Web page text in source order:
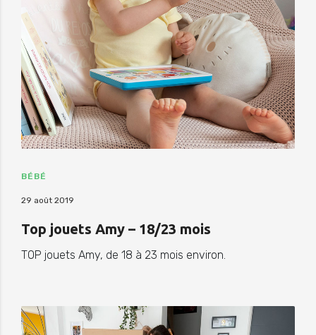
BÉBÉ
29 août 2019
Top jouets Amy – 18/23 mois
TOP jouets Amy, de 18 à 23 mois environ.